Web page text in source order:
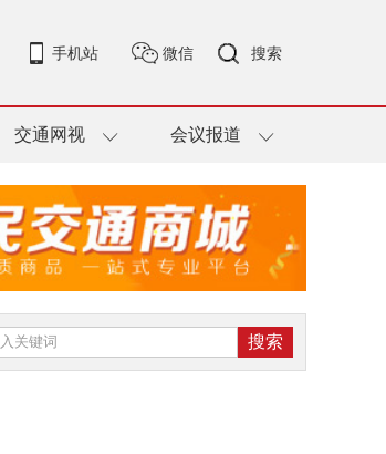
手机站 微信 搜索
交通网视 会议报道